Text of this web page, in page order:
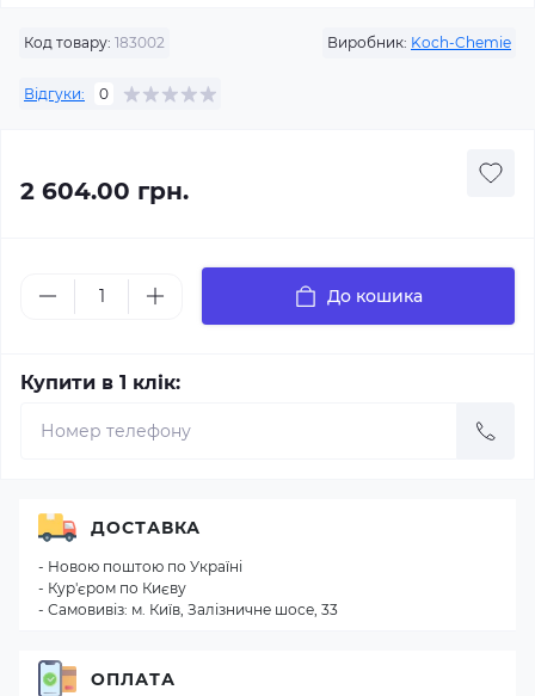
Код товару: 183002 Виробник: Koch-Chemie
Відгуки: 0
2 604.00 грн.
До кошика
Купити в 1 клік:
ДОСТАВКА
- Новою поштою по Україні
- Кур'єром по Києву
- Самовивіз: м. Київ, Залізничне шосе, 33
ОПЛАТА